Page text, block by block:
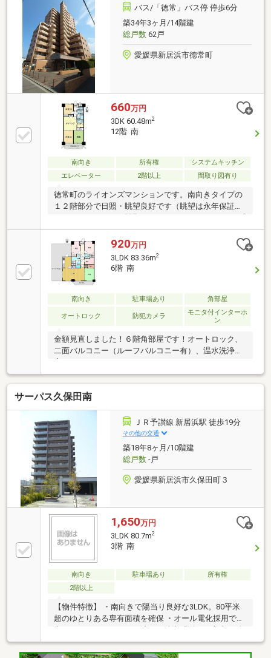
で徒歩6分。四季の自然を身近に感じる住環境● イオン
モール新居浜まで徒歩13分。生活利便性が魅力です
バス/「徳常」バス停 停歩6分
築34年3ヶ月/14階建
総戸数62戸
愛媛県新居浜市徳常町
660万円
3DK 60.48m2
12階 南
南向き 所有権
システムキッチン
エレベーター
2階以上 間取り図有り
徳常町のライオンズマンションです。南向きタイプの
１２階部分で日照・眺望良好です（眺望は永年保証で
です。現在空室ですので、お気軽にご見学いただけま
す。ご興味がございましたら、ぜひお問合せくださ
い。
920万円
3LDK 83.36m2
6階 南
南向き 駐車場あり 角部屋
オートロック 防犯カメラ
モニタ付インターホ
ン
金額見直しました！６階角部屋です！オートロック、
二面バルコニー（ルーフバルコニー有）、温水洗浄便
ン、駐輪場、ゴミステーションあり。内覧出来ます！
サーパス久保田南
ＪＲ予讃線 新居浜駅 徒歩19分
その他の交通
築18年8ヶ月/10階建
総戸数-戸
愛媛県新居浜市久保田町３
1,650万円
3LDK 80.7m2
3階 南
南向き 駐車場あり
所有権
2階以上
【物件特徴】 ・南向きで陽当り良好な3LDK。80平米
超のゆとりある専有面積を確保 ・オール電化採用で安
居室6畳以上のゆとりある間取り。WICなど各所に収納
も充実 ・オートロック完備でセキュリティ面も安心。